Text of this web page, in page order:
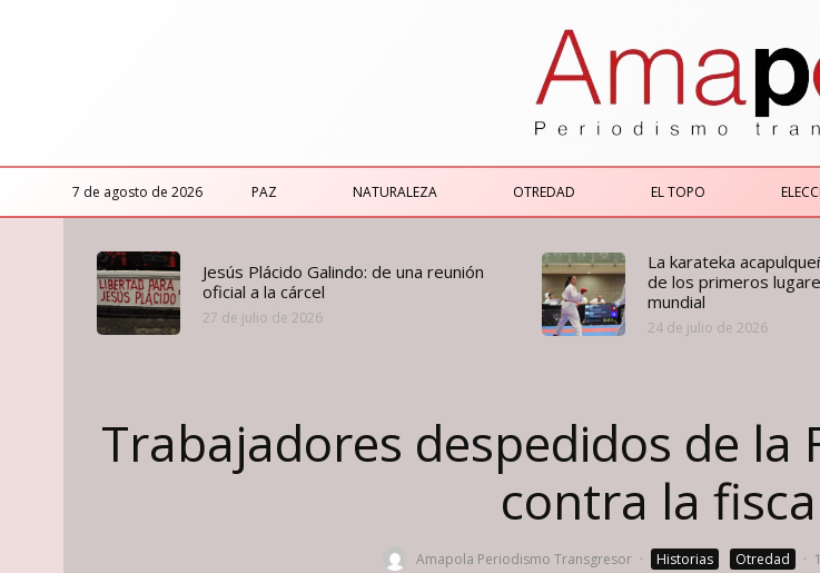
7 de agosto de 2026 PAZ NATURALEZA OTREDAD EL TOPO
Jesús Plácido Galindo: de una reunión
oficial a la cárcel
27 de julio de 2026
La karateka
de los primeros
mundial
24 de julio de 2026
Trabajadores despedidos de la
contra la
Amapola Periodismo Transgresor · Historias Otredad ·